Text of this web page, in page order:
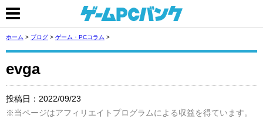
ホーム > ブログ > ゲーム・PCコラム >
evga
投稿日： 2022/09/23
※当ページはアフィリエイトプログラムによる収益を得ています。